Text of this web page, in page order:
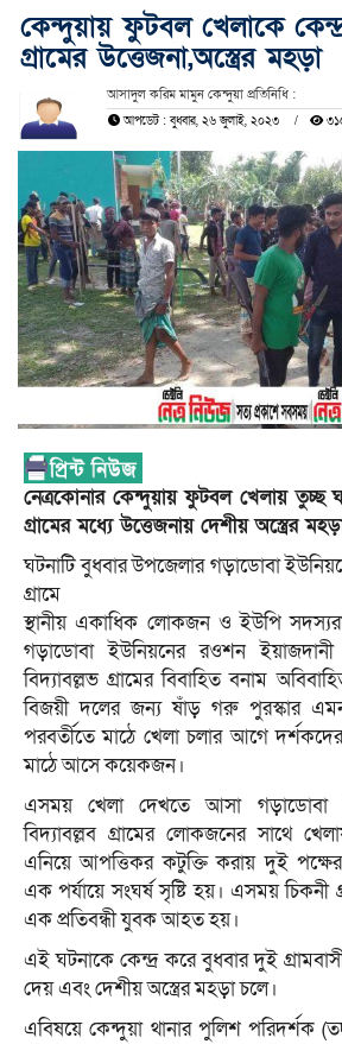
কেন্দুয়ায় ফুটবল খেলাকে
গ্রামের উত্তেজনা,অস্ত্রের মহড়া
আসাদুল করিম মামুন কেন্দুয়া প্রতিনিধি :
আপডেট : বুধবার, ২৬ জুলাই, ২০২৩
নেত্রকোনার কেন্দুয়ায় ফুটবল খেলায় তুচ্ছ
গ্রামের মধ্যে উত্তেজনায় দেশীয় অস্ত্রের
ঘটনাটি বুধবার উপজেলার গড়াডোবা
গ্রামে
স্থানীয় একাধিক লোকজন ও ইউপি
গড়াডোবা ইউনিয়নের রওশন ইয়াজদানী
বিদ্যাবল্লভ গ্রামের বিবাহিত বনাম
বিজয়ী দলের জন্য ষাঁড় গরু পুরস্কার
পরবর্তীতে মাঠে খেলা চলার আগে
মাঠে আসে কয়েকজন।
এসময় খেলা দেখতে আসা গড়াডোবা
বিদ্যাবল্লব গ্রামের লোকজনের সাথে
এনিয়ে আপত্তিকর কটুক্তি করায় দুই পক্ষের
এক পর্যায়ে সংঘর্ষ সৃষ্টি হয়। এসময় চিকনী
এক প্রতিবন্ধী যুবক আহত হয়।
এই ঘটনাকে কেন্দ্র করে বুধবার দুই
দেয় এবং দেশীয় অস্ত্রের মহড়া চলে।
এবিষয়ে কেন্দুয়া থানার পুলিশ পরিদর্শক